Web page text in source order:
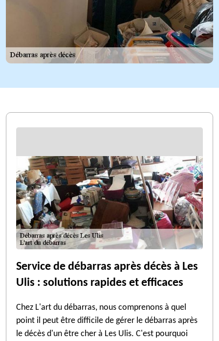
Service de débarras après décès à Les
Ulis : solutions rapides et efficaces
Chez L'art du débarras, nous comprenons à quel
point il peut être difficile de gérer le débarras après
le décès d'un être cher à Les Ulis. C'est pourquoi